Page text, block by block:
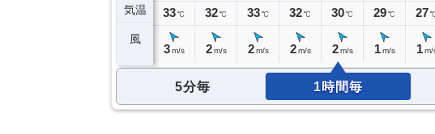
気温
風
32℃ 33℃
3 m/s
32℃
2 m/s
33℃
2 m/s
32℃
2 m/s
30℃
2 m/s
29℃
1 m/s
27
1 m/
5分毎 1時間毎